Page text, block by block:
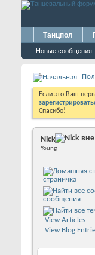
Танцпол
Новые сообщения
Если это Ваш
Спасибо!
Nick
Young
страничка
сообщения
View Articles
View Blog